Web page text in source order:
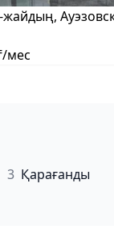
мес
3 Қарағанды